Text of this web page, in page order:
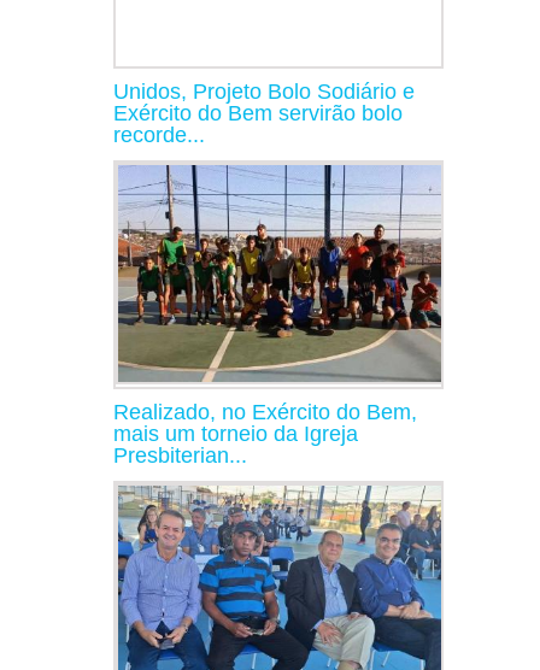
Unidos, Projeto Bolo Sodiário e
Exército do Bem servirão bolo
recorde...
Realizado, no Exército do Bem,
mais um torneio da Igreja
Presbiterian...